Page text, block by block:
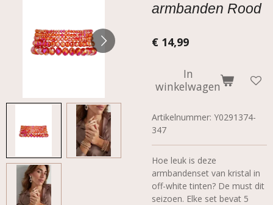
armbanden Rood
€ 14,99
In
winkelwagen
Artikelnummer: Y0291374-
347
Hoe leuk is deze
armbandenset van kristal in
off-white tinten? De must dit
seizoen. Elke set bevat 5